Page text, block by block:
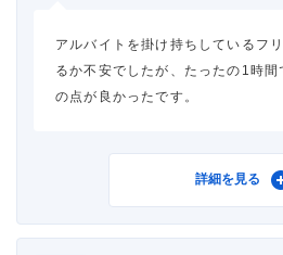
アルバイトを掛け持ちしているフ
るか不安でしたが、たったの1時間
の点が良かったです。
ア
詳細を見る